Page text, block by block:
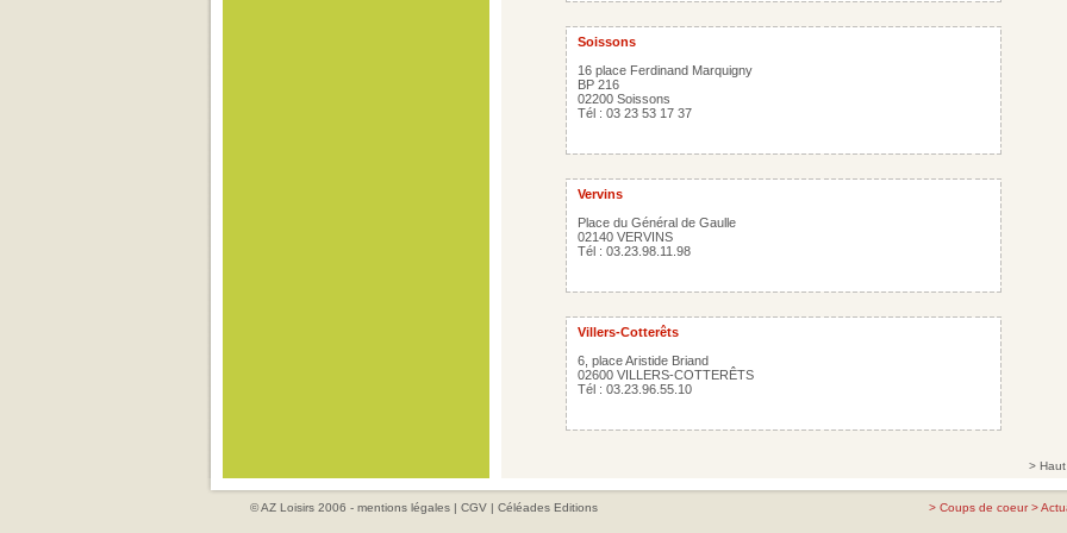
Soissons
16 place Ferdinand Marquigny
BP 216
02200 Soissons
Tél : 03 23 53 17 37
Vervins
Place du Général de Gaulle
02140 VERVINS
Tél : 03.23.98.11.98
Villers-Cotterêts
6, place Aristide Briand
02600 VILLERS-COTTERÊTS
Tél : 03.23.96.55.10
>
© AZ Loisirs 2006 - mentions légales | CGV | Céléades Editions > Coups de coeur>